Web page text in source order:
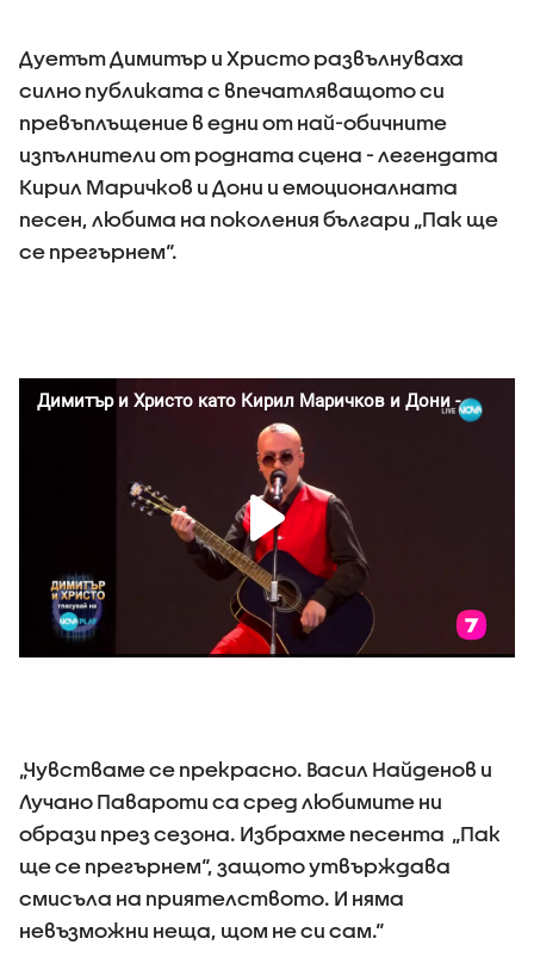
Дуетът Димитър и Христо развълнуваха
силно публиката с впечатляващото си
превъплъщение в едни от най-обичните
изпълнители от родната сцена - легендата
Кирил Маричков и Дони и емоционалната
песен, любима на поколения българи „Пак ще
се прегърнем“.
„Чувстваме се прекрасно. Васил Найденов и
Лучано Павароти са сред любимите ни
образи през сезона. Избрахме песента „Пак
ще се прегърнем“, защото утвърждава
смисъла на приятелството. И няма
невъзможни неща, щом не си сам.“